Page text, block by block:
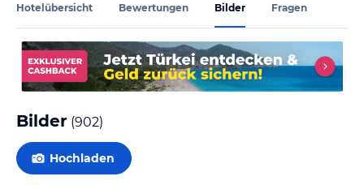
Hotelübersicht Bewertungen Bilder Fragen
Bilder (902)
Hochladen